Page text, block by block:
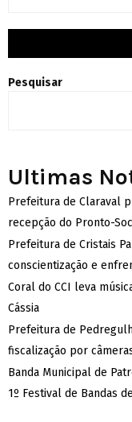
Pesquisar
Ultimas
Prefeitura de Claraval
recepção do Pronto-
Prefeitura de Cristais
conscientização e
Coral do CCI leva
Cássia
Prefeitura de
fiscalização por
Banda Municipal de
1º Festival de Bandas